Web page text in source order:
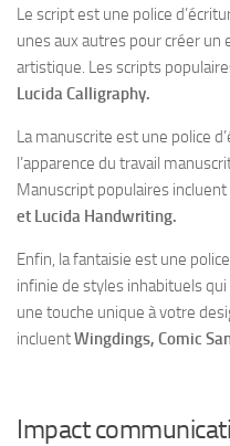
Le script est une police
unes aux autres pour créer
artistique. Les scripts
Lucida Calligraphy.
La manuscrite est une police
l’apparence du travail
Manuscript populaires incluent
et Lucida Handwriting.
Enfin, la fantaisie est une
infinie de styles inhabituels
une touche unique à votre
incluentWingdings, Comic
Impact